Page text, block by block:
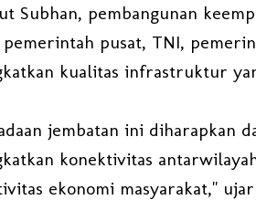
Subhan, pembangunan
pusat, TNI,
kualitas infrastruktur
jembatan ini diharapkan
konektivitas
ekonomi masyarakat,"